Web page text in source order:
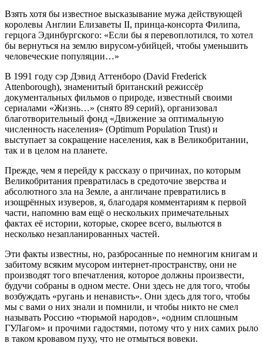
Взять хотя бы известное высказывание мужа действующей
королевы Англии Елизаветы II, принца-консорта Филипа,
герцога Эдинбургского: «Если бы я перевоплотился, то хотел
бы вернуться на землю вирусом-убийцей, чтобы уменьшить
человеческие популяции…»
В 1991 году сэр Дэвид Аттенборо (David Frederick
Attenborough), знаменитый британский режиссёр
документальных фильмов о природе, известный своими
сериалами «Жизнь…» (снято 89 серий), организовал
благотворительный фонд «Движение за оптимальную
численность населения» (Optimum Population Trust) и
выступает за сокращение населения, как в Великобритании,
так и в целом на планете.
Прежде, чем я перейду к рассказу о причинах, по которым
Великобритания превратилась в средоточие зверства и
абсолютного зла на Земле, а англичане превратились в
изощрённых изуверов, я, благодаря комментариям к первой
части, напомню вам ещё о нескольких примечательных
фактах её истории, которые, скорее всего, выльются в
несколько незапланированных частей.
Эти факты известны, но, разбросанные по немногим книгам и
забитому всяким мусором интернет-пространству, они не
производят того впечатления, которое должны произвести,
будучи собраны в одном месте. Они здесь не для того, чтобы
возбуждать «ругань и ненависть». Они здесь для того, чтобы
мы с вами о них знали и помнили, и чтобы никто не смел
называть Россию «тюрьмой народов», «одним сплошным
ГУЛагом» и прочими гадостями, потому что у них самих рыло
в таком кровавом пуху, что не отмыться вовеки.